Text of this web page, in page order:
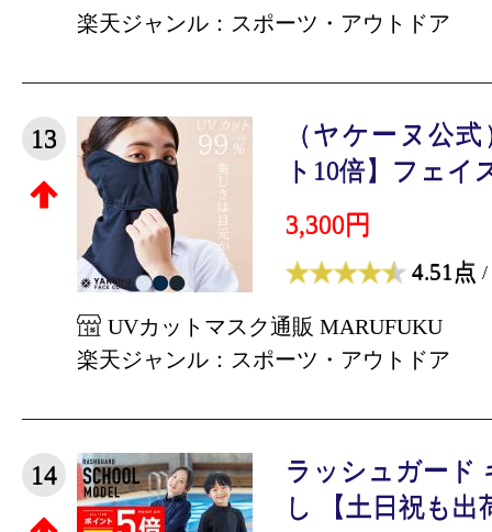
楽天ジャンル：スポーツ・アウトドア
13
（ヤケーヌ公
ト10倍】フェイ
3,300円
4.51点 /
UVカットマスク通販 MARUFUKU
楽天ジャンル：スポーツ・アウトドア
14
ラッシュガード
し 【土日祝も